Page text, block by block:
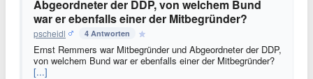
Abgeordneter der DDP, von welchem Bund
war er ebenfalls einer der Mitbegründer?
pscheidl 4 Antworten
Ernst Remmers war Mitbegründer und Abgeordneter der DDP,
von welchem Bund war er ebenfalls einer der Mitbegründer?
[...]